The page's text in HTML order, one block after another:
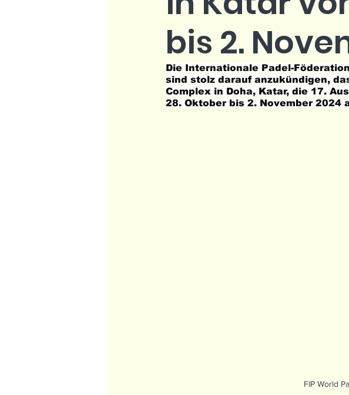
bis 2.
Die Internationale Padel-
sind stolz darauf anzukündigen,
Complex in Doha, Katar, die 17.
28. Oktober bis 2. November 2024
FIP World